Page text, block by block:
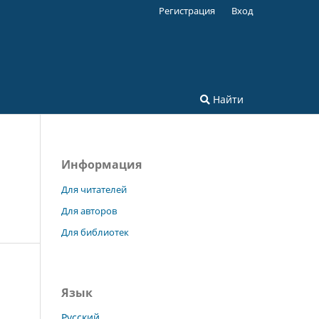
Найти
Регистрация Вход
Информация
Для читателей
Для авторов
Для библиотек
Язык